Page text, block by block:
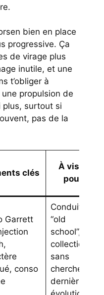
bien en place
progressive. Ça
de virage plus
inutile, et une
t’obliger à
propulsion de
plus, surtout si
pas de la
clés
À viser
pour
Garrett
conso
Conduite
“old
school”,
collection
sans
chercher la
dernière